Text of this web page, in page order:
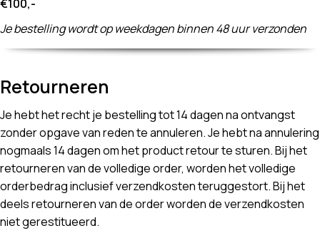
€100,-
Je bestelling wordt op weekdagen binnen 48 uur verzonden
Retourneren
Je hebt het recht je bestelling tot 14 dagen na ontvangst
zonder opgave van reden te annuleren. Je hebt na annulering
nogmaals 14 dagen om het product retour te sturen. Bij het
retourneren van de volledige order, worden het volledige
orderbedrag inclusief verzendkosten teruggestort. Bij het
deels retourneren van de order worden de verzendkosten
niet gerestitueerd.